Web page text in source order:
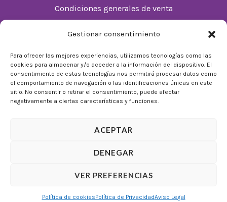
Gestionar consentimiento
Para ofrecer las mejores experiencias, utilizamos tecnologías como las
cookies para almacenar y/o acceder a la información del dispositivo. El
consentimiento de estas tecnologías nos permitirá procesar datos como
el comportamiento de navegación o las identificaciones únicas en este
sitio. No consentir o retirar el consentimiento, puede afectar
negativamente a ciertas características y funciones.
ACEPTAR
DENEGAR
VER PREFERENCIAS
Política de cookiesPolítica de PrivacidadAviso Legal
Condiciones generales de venta
De Lunes a Domingos de 10:00 a 22:00
Festivos sujetos al horario del Málaga Factory
© 2026 Tienda Mulligan │ Desarrollado por